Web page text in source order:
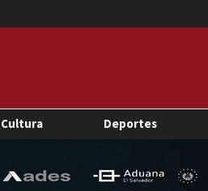
Cultura Deportes